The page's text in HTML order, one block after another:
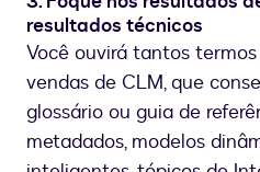
resultados técnicos
Você ouvirá tantos
vendas de CLM, que
glossário ou guia de
metadados, modelos